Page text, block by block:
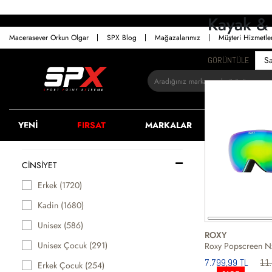
Macerasever Orkun Olgar SPX Blog Mağazalarımız Müşteri
YENİ FIRSAT MARKALAR
FİLTRELER
CINSIYET
Erkek (1720)
Kadin (1680)
Unisex (586)
Unisex Çocuk (291)
Erkek Çocuk (254)
Kayak
GÖRÜNTÜLE
ROXY
Roxy Popscreen
7.799,99 TL